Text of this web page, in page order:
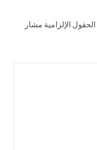
الحقول الإلزامية مشار